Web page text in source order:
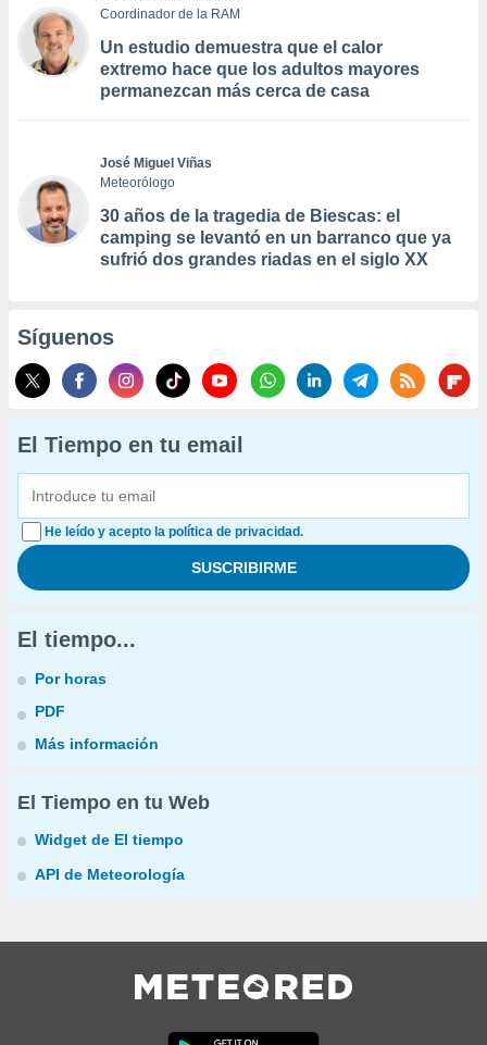
Coordinador de la RAM
Un estudio demuestra que el calor
extremo hace que los adultos mayores
permanezcan más cerca de casa
José Miguel Viñas
Meteorólogo
30 años de la tragedia de Biescas: el
camping se levantó en un barranco que ya
sufrió dos grandes riadas en el siglo XX
Síguenos
El Tiempo en tu email
He leído y acepto la política de privacidad.
El tiempo...
Por horas
PDF
Más información
El Tiempo en tu Web
Widget de El tiempo
API de Meteorología